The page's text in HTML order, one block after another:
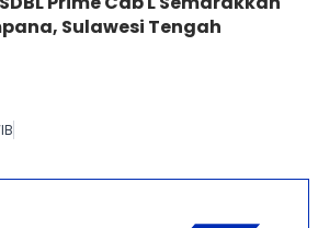
Sulawesi Tengah